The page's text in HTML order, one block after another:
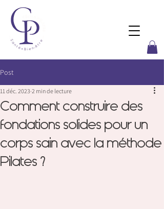
Post
Comment construire des
fondations solides pour un
corps sain avec la méthode
Pilates ?
11 déc. 2023 2 min de lecture